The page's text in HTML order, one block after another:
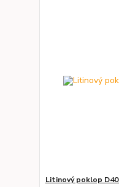
Litinový poklop